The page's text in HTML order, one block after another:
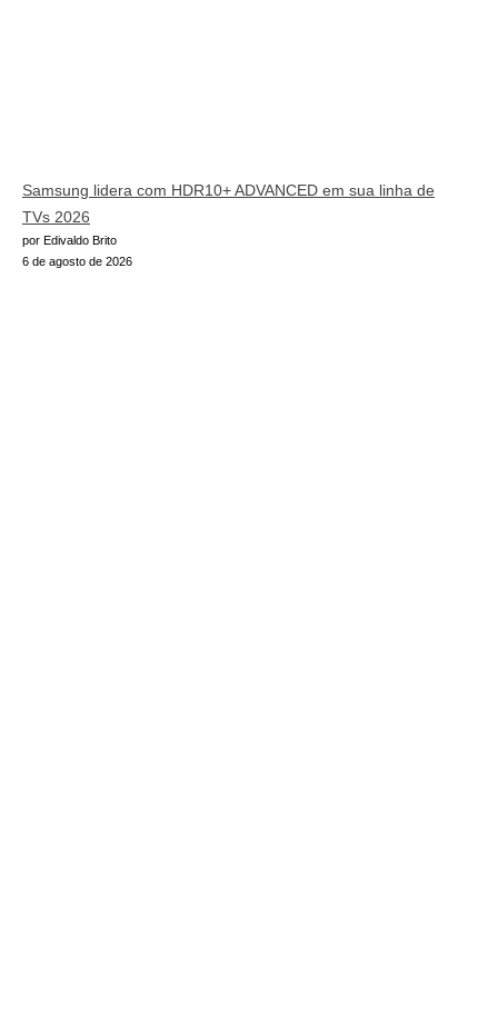
Samsung lidera com HDR10+ ADVANCED em sua linha de
TVs 2026
por Edivaldo Brito
6 de agosto de 2026